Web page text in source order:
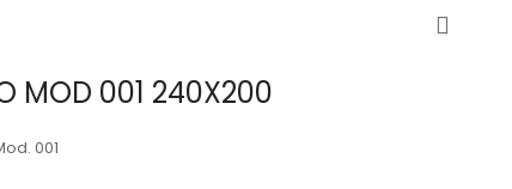
MOD 001 240X200
001